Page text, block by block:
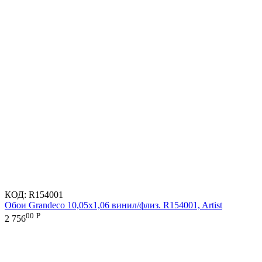
КОД: R154001
Обои Grandeco 10,05х1,06 винил/флиз. R154001, Artist
2 75600 Р